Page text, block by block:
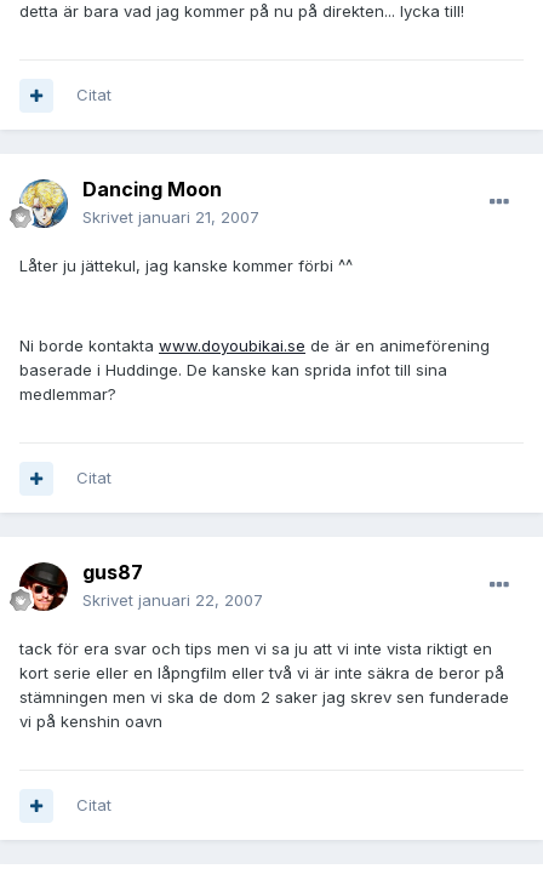
detta är bara vad jag kommer på nu på direkten... lycka till!
Citat
Dancing Moon
Skrivet januari 21, 2007
Låter ju jättekul, jag kanske kommer förbi ^^
Ni borde kontakta www.doyoubikai.se de är en animeförening
baserade i Huddinge. De kanske kan sprida infot till sina
medlemmar?
Citat
gus87
Skrivet januari 22, 2007
tack för era svar och tips men vi sa ju att vi inte vista riktigt en
kort serie eller en låpngfilm eller två vi är inte säkra de beror på
stämningen men vi ska de dom 2 saker jag skrev sen funderade
vi på kenshin oavn
Citat